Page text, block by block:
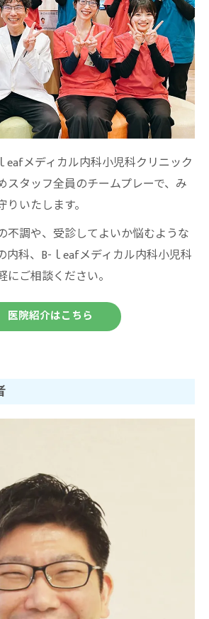
eafメディカル内科小児科クリニック
スタッフ全員のチームプレーで、み
いたします。
不調や、受診してよいか悩むような
内科、B-ｌeafメディカル内科小児科
ご相談ください。
医院紹介はこちら